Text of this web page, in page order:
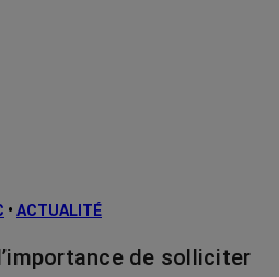
• ACTUALITÉ
de solliciter